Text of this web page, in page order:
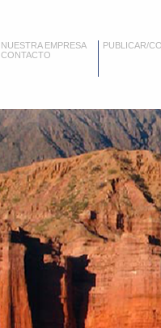
NUESTRA EMPRESA
CONTACTO
PUBLICAR/